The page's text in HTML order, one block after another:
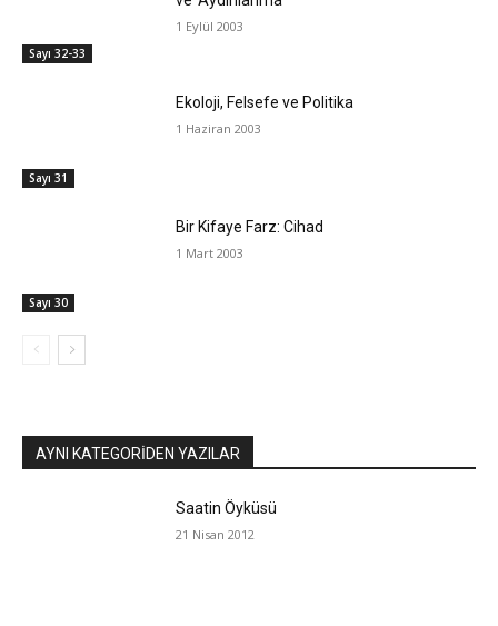
Sayı 32-33
1 Eylül 2003
Sayı 31
Ekoloji, Felsefe ve Politika
1 Haziran 2003
Sayı 30
Bir Kifaye Farz: Cihad
1 Mart 2003
AYNI KATEGORIDEN YAZILAR
Saatin Öyküsü
21 Nisan 2012